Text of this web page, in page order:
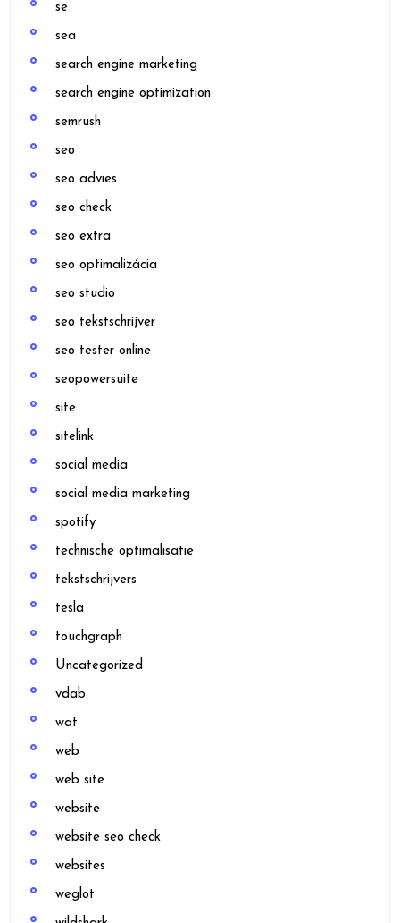
se
sea
search engine marketing
search engine optimization
semrush
seo
seo advies
seo check
seo extra
seo optimalizácia
seo studio
seo tekstschrijver
seo tester online
seopowersuite
site
sitelink
social media
social media marketing
spotify
technische optimalisatie
tekstschrijvers
tesla
touchgraph
Uncategorized
vdab
wat
web
web site
website
website seo check
websites
weglot